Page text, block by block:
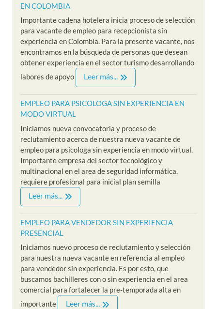
EN COLOMBIA
Importante cadena hotelera inicia proceso de selección
para vacante de empleo para recepcionista sin
experiencia en Colombia. Para la presente vacante, nos
encontramos en la búsqueda de personas que desean
obtener experiencia en el sector turismo desarrollando
labores de apoyo
Leer más...
EMPLEO PARA PSICOLOGA SIN EXPERIENCIA EN
MODO VIRTUAL
Iniciamos nueva convocatoria y proceso de
reclutamiento acerca de nuestra nueva vacante de
empleo para psicologa sin experiencia en modo virtual.
Importante empresa del sector tecnológico y
multinacional en el area de seguridad informática,
requiere profesional para inicial plan semilla
Leer más...
EMPLEO PARA VENDEDOR SIN EXPERIENCIA
PRESENCIAL
Iniciamos nuevo proceso de reclutamiento y selección
para nuestra nueva vacante en referencia al empleo
para vendedor sin experiencia. Es por esto, que
buscamos bachilleres con o sin experiencia en el area
comercial para fortalecer la pre-temporada alta en
importante
Leer más...